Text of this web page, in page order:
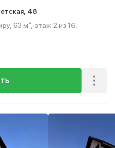
48
63 м², этаж 2 из 16.